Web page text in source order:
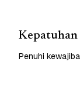
Kepatuhan
Penuhi